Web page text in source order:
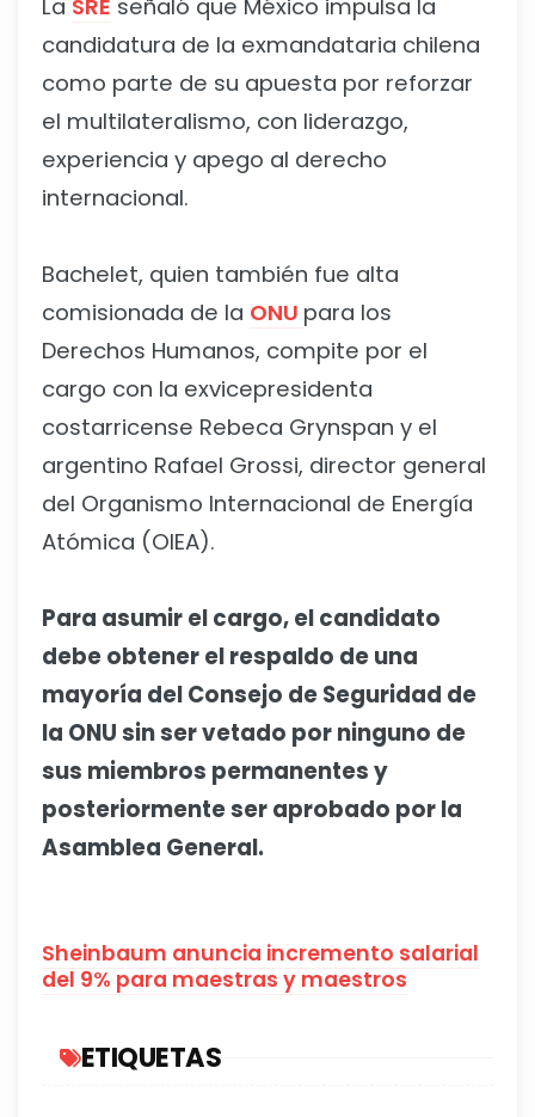
La SRE señaló que México impulsa la
candidatura de la exmandataria chilena
como parte de su apuesta por reforzar
el multilateralismo, con liderazgo,
experiencia y apego al derecho
internacional.
Bachelet, quien también fue alta
comisionada de la ONU para los
Derechos Humanos, compite por el
cargo con la exvicepresidenta
costarricense Rebeca Grynspan y el
argentino Rafael Grossi, director general
del Organismo Internacional de Energía
Atómica (OIEA).
Para asumir el cargo, el candidato
debe obtener el respaldo de una
mayoría del Consejo de Seguridad de
la ONU sin ser vetado por ninguno de
sus miembros permanentes y
posteriormente ser aprobado por la
Asamblea General.
Sheinbaum anuncia incremento salarial
del 9% para maestras y maestros
ETIQUETAS